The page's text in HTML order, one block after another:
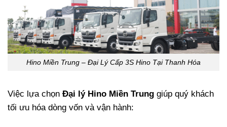
Hino Miền Trung – Đại Lý Cấp 3S Hino Tại Thanh Hóa
Việc lựa chọn Đại lý Hino Miền Trung giúp quý khách
tối ưu hóa dòng vốn và vận hành: